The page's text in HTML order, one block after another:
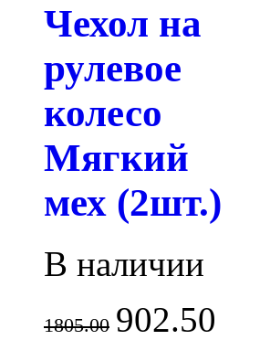
Чехол на
рулевое
колесо
Мягкий
мех (2шт.)
В наличии
1805.00 902.50